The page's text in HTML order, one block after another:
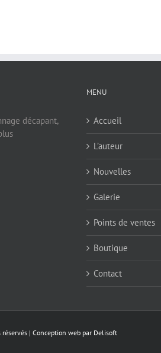
décapant,
MENU
Accueil
L’auteur
Nouvelles
Galerie
Points de ventes
Boutique
Contact
| Conception web par Delisoft